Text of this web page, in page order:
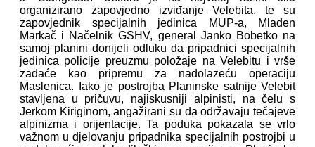
organizirano zapovjedno izviđanje Velebita, te su
zapovjednik specijalnih jedinica MUP-a, Mladen
Markač i Načelnik GSHV, general Janko Bobetko na
samoj planini donijeli odluku da pripadnici specijalnih
jedinica policije preuzmu položaje na Velebitu i vrše
zadaće kao pripremu za nadolazeću operaciju
Maslenica. Iako je postrojba Planinske satnije Velebit
stavljena u pričuvu, najiskusniji alpinisti, na čelu s
Jerkom Kiriginom, angažirani su da održavaju tečajeve
alpinizma i orijentacije. Ta poduka pokazala se vrlo
važnom u djelovanju pripadnika specijalnih postrojbi u